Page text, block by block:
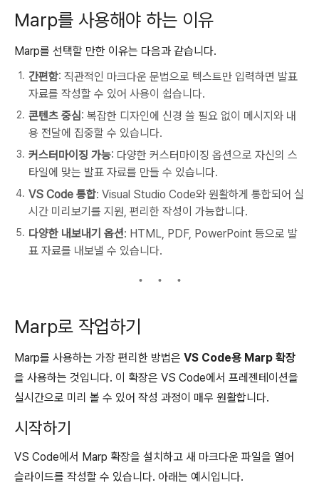
Marp를 사용해야 하는 이유
Marp를 선택할 만한 이유는 다음과 같습니다.
간편함: 직관적인 마크다운 문법으로 텍스트만 입력하면 발표
자료를 작성할 수 있어 사용이 쉽습니다.
콘텐츠 중심 : 복잡한 디자인에 신경 쓸 필요 없이 메시지와 내
용 전달에 집중할 수 있습니다.
커스터마이징 가능: 다양한 커스터마이징 옵션으로 자신의 스
타일에 맞는 발표 자료를 만들 수 있습니다.
VS Code 통합: Visual Studio Code와 원활하게 통합되어 실
시간 미리보기를 지원, 편리한 작성이 가능합니다.
다양한 내보내기 옵션: HTML, PDF, PowerPoint 등으로 발
표 자료를 내보낼 수 있습니다.
Marp로 작업하기
Marp를 사용하는 가장 편리한 방법은 VS Code용 Marp 확장
을 사용하는 것입니다. 이 확장은 VS Code에서 프레젠테이션을
실시간으로 미리 볼 수 있어 작성 과정이 매우 원활합니다.
시작하기
VS Code에서 Marp 확장을 설치하고 새 마크다운 파일을 열어
슬라이드를 작성할 수 있습니다. 아래는 예시입니다.